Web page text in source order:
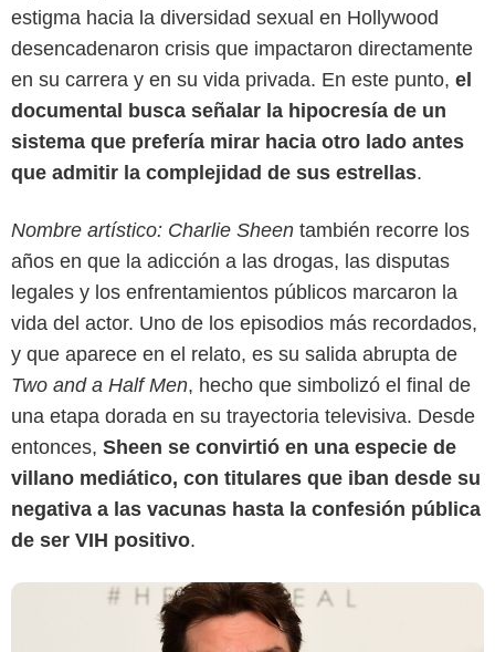
estigma hacia la diversidad sexual en Hollywood
desencadenaron crisis que impactaron directamente
en su carrera y en su vida privada. En este punto, el
documental busca señalar la hipocresía de un
sistema que prefería mirar hacia otro lado antes
que admitir la complejidad de sus estrellas.
Nombre artístico: Charlie Sheen también recorre los
años en que la adicción a las drogas, las disputas
legales y los enfrentamientos públicos marcaron la
vida del actor. Uno de los episodios más recordados,
y que aparece en el relato, es su salida abrupta de
Two and a Half Men, hecho que simbolizó el final de
una etapa dorada en su trayectoria televisiva. Desde
entonces, Sheen se convirtió en una especie de
villano mediático, con titulares que iban desde su
negativa a las vacunas hasta la confesión pública
de ser VIH positivo.
Google